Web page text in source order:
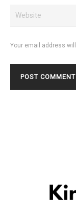
Your email address will